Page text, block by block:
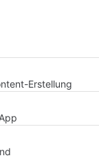
Erstellung